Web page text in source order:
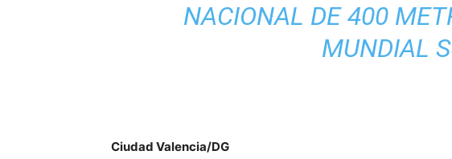
NACIONAL DE 400
MUNDIAL
Ciudad Valencia/DG